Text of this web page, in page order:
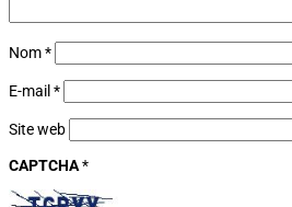
Nom*
E-mail *
Site web
CAPTCHA*